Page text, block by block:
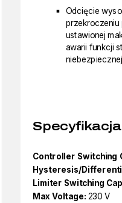
Odcięcie
ustawionej
awarii funkcji
Specyfikacja
Controller Switching
Hysteresis/
Limiter Switching
Max Voltage: 230 V